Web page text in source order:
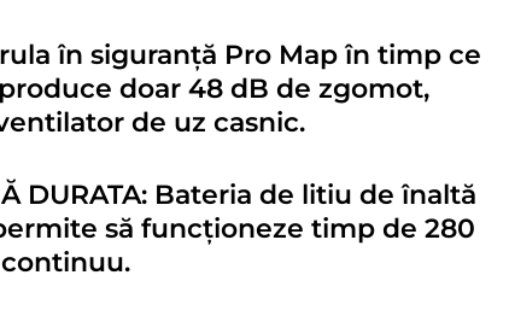
în siguranță Pro Map în timp ce
doar 48 dB de zgomot,
de uz casnic.
DURATA: Bateria de litiu de înaltă
să funcționeze timp de 280